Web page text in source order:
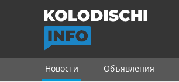
Новости Объявления